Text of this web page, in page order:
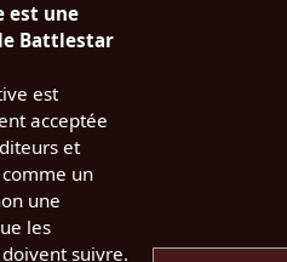
est une
Battlestar
est
acceptée
et
un
une
les
suivre.